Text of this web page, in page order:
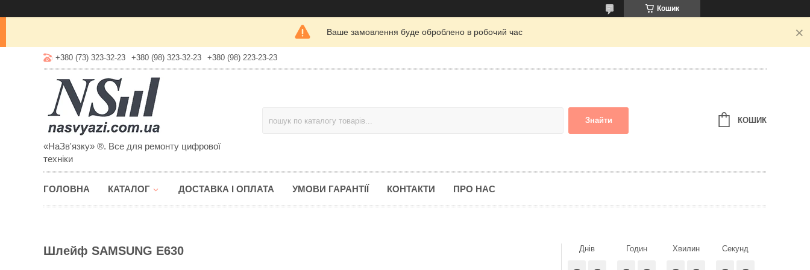
Кошик
Ваше замовлення буде оброблено в робочий час
+380 (73) 323-32-23 +380 (98) 323-32-23 +380 (98) 223-23-23
«НаЗв'язку» ®. Все для ремонту цифрової
техніки
Знайти КОШИК
ГОЛОВНА КАТАЛОГ ДОСТАВКА І ОПЛАТА УМОВИ ГАРАНТІЇ КОНТАКТИ ПРО НАС
Шлейф SAMSUNG E630 Днів Годин Хвилин Секунд